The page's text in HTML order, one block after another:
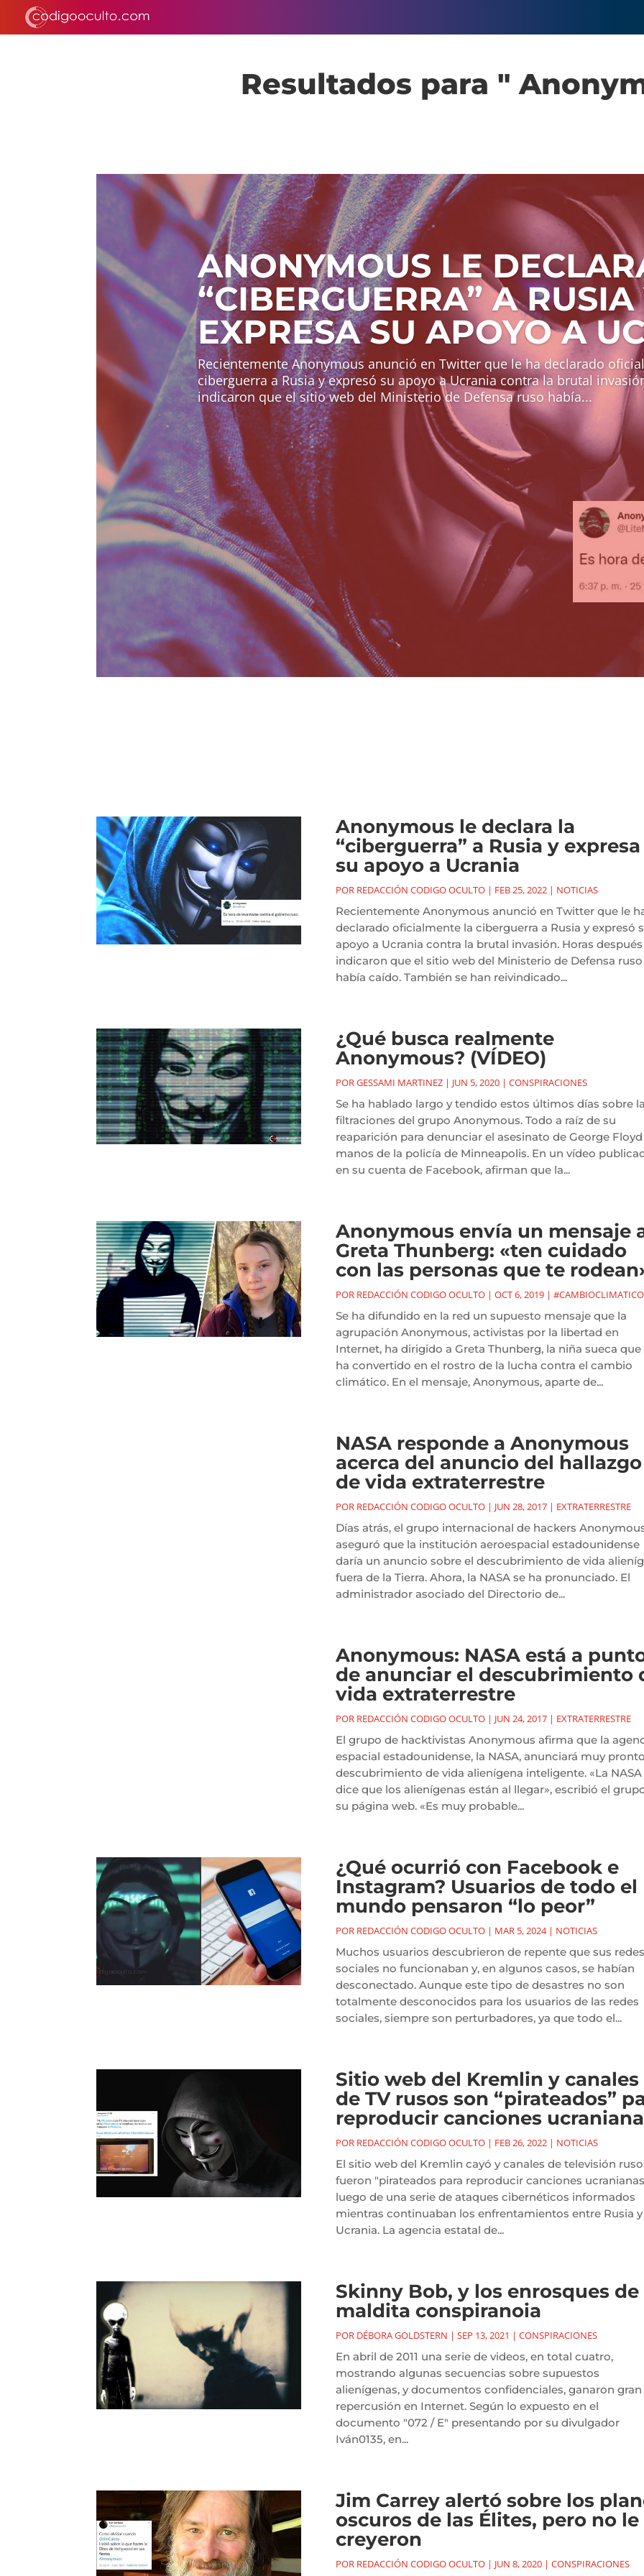
Resultados para "
ANONYMOUS LE
“CIBERGUERRA” A RUSIA
EXPRESA SU APOYO A
Recientemente Anonymous anunció en Twitter que le ha declarado
ciberguerra a Rusia y expresó su apoyo a Ucrania contra la brutal
indicaron que el sitio web del Ministerio de Defensa ruso había...
Anonymous le declara la
“ciberguerra” a Rusia y expresa
su apoyo a Ucrania
POR REDACCIÓN CODIGO OCULTO| FEB 25, 2022| NOTICIAS
Recientemente Anonymous anunció en Twitter que le
declarado oficialmente la ciberguerra a Rusia y expresó
apoyo a Ucrania contra la brutal invasión. Horas después
indicaron que el sitio web del Ministerio de Defensa ruso
había caído. También se han reivindicado...
¿Qué busca realmente
Anonymous? (VÍDEO)
PORGESSAMI MARTINEZ| JUN 5, 2020| CONSPIRACIONES
Se ha hablado largo y tendido estos últimos días sobre
filtraciones del grupo Anonymous. Todo a raíz de su
reaparición para denunciar el asesinato de George
manos de la policía de Minneapolis. En un vídeo
en su cuenta de Facebook, afirman que la...
Anonymous envía un mensaje
Greta Thunberg: «ten cuidado
con las personas que te
POR REDACCIÓN CODIGO OCULTO| OCT 6, 2019| #CAMBIOCLIMATICO
Se ha difundido en la red un supuesto mensaje que la
agrupación Anonymous, activistas por la libertad en
Internet, ha dirigido a Greta Thunberg, la niña sueca que
ha convertido en el rostro de la lucha contra el cambio
climático. En el mensaje, Anonymous, aparte de...
NASA responde a Anonymous
acerca del anuncio del hallazgo
de vida extraterrestre
POR REDACCIÓN CODIGO OCULTO| JUN 28, 2017| EXTRATERRESTRE
Días atrás, el grupo internacional de hackers
aseguró que la institución aeroespacial estadounidense
daría un anuncio sobre el descubrimiento de vida
fuera de la Tierra. Ahora, la NASA se ha pronunciado. El
administrador asociado del Directorio de...
Anonymous: NASA está a
de anunciar el descubrimiento
vida extraterrestre
POR REDACCIÓN CODIGO OCULTO| JUN 24, 2017| EXTRATERRESTRE
El grupo de hacktivistas Anonymous afirma que la
espacial estadounidense, la NASA, anunciará muy
descubrimiento de vida alienígena inteligente. «La NASA
dice que los alienígenas están al llegar», escribió el
su página web. «Es muy probable...
¿Qué ocurrió con Facebook e
Instagram? Usuarios de todo el
mundo pensaron “lo peor”
POR REDACCIÓN CODIGO OCULTO| MAR 5, 2024| NOTICIAS
Muchos usuarios descubrieron de repente que sus redes
sociales no funcionaban y, en algunos casos, se habían
desconectado. Aunque este tipo de desastres no son
totalmente desconocidos para los usuarios de las redes
sociales, siempre son perturbadores, ya que todo el...
Sitio web del Kremlin y canales
de TV rusos son “pirateados”
reproducir canciones
POR REDACCIÓN CODIGO OCULTO| FEB 26, 2022| NOTICIAS
El sitio web del Kremlin cayó y canales de televisión
fueron "pirateados para reproducir canciones
luego de una serie de ataques cibernéticos informados
mientras continuaban los enfrentamientos entre Rusia y
Ucrania. La agencia estatal de...
Skinny Bob, y los enrosques de
maldita conspiranoia
POR DÉBORA GOLDSTERN | SEP 13, 2021 | CONSPIRACIONES
En abril de 2011 una serie de videos, en total cuatro,
mostrando algunas secuencias sobre supuestos
alienígenas, y documentos confidenciales, ganaron gran
repercusión en Internet. Según lo expuesto en el
documento "072 / E" presentando por su divulgador
Iván0135, en...
Jim Carrey alertó sobre los
oscuros de las Élites, pero no le
creyeron
POR REDACCIÓN CODIGO OCULTO| JUN 8, 2020| CONSPIRACIONES